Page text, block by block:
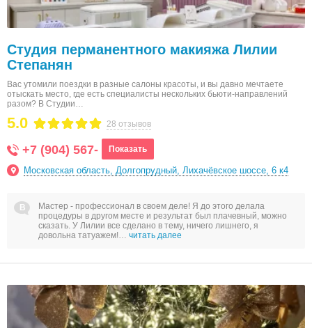
Студия перманентного макияжа Лилии
Степанян
Вас утомили поездки в разные салоны красоты, и вы давно мечтаете
отыскать место, где есть специалисты нескольких бьюти-направлений
разом? В Студии…
28 отзывов
5.0
+7 (904) 567- Показать
Московская область, Долгопрудный, Лихачёвское шоссе, 6 к4
Мастер - профессионал в своем деле! Я до этого делала
процедуры в другом месте и результат был плачевный, можно
сказать. У Лилии все сделано в тему, ничего лишнего, я
довольна татуажем!… читать далее